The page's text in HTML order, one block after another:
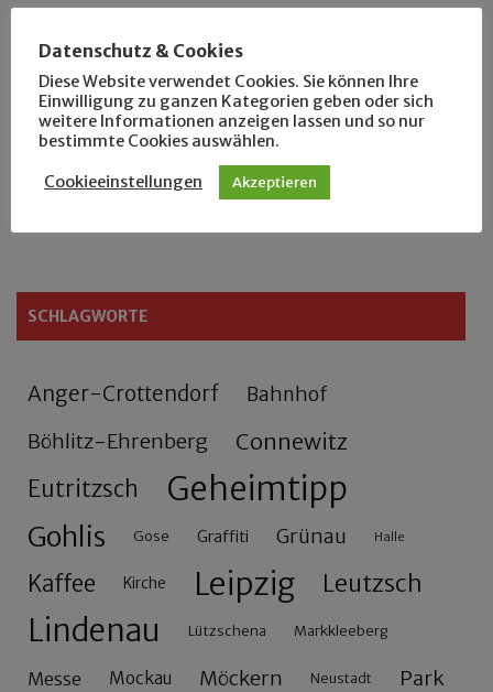
Der Leipziger Schmiedetag von 1904
Rennfahrer in Schönefeld und Zschocher
SCHLAGWORTE
Anger-Crottendorf Bahnhof
Böhlitz-Ehrenberg Connewitz
Eutritzsch Geheimtipp
Gohlis Gose Graffiti Grünau Halle
Kaffee Kirche Leipzig Leutzsch
Lindenau Lützschena Markkleeberg
Messe Mockau Möckern Neustadt Park
Datenschutz & Cookies
Diese Website verwendet Cookies. Sie können Ihre
Einwilligung zu ganzen Kategorien geben oder sich
weitere Informationen anzeigen lassen und so nur
bestimmte Cookies auswählen.
Cookieeinstellungen Akzeptieren